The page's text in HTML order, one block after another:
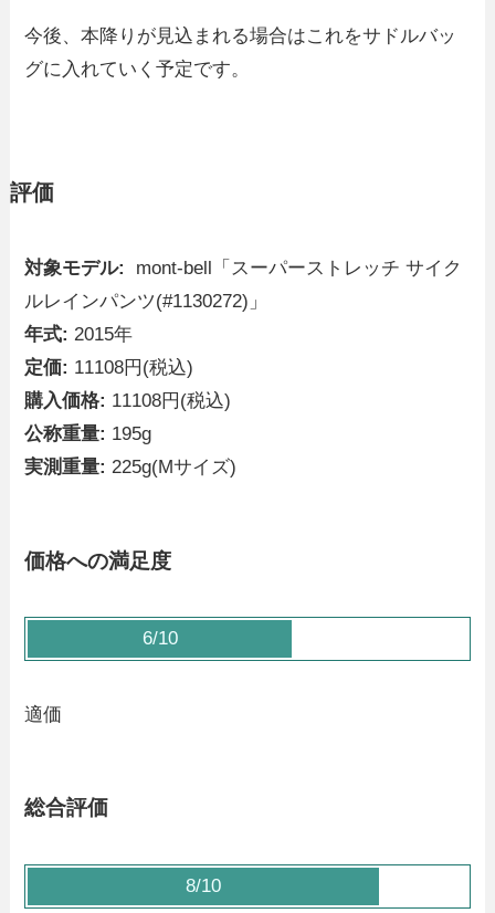
今後、本降りが見込まれる場合はこれをサドルバッ
グに入れていく予定です。
評価
対象モデル:
mont-bell「スーパーストレッチ サイク
ルレインパンツ(#1130272)」
年式: 2015年
定価: 11108円(税込)
購入価格: 11108円(税込)
公称重量: 195g
実測重量: 225g(Mサイズ)
価格への満足度
6/10
適価
総合評価
8/10